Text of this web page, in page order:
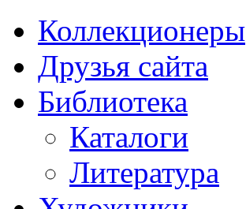
Коллекционеры
Друзья сайта
Библиотека
Каталоги
Литература